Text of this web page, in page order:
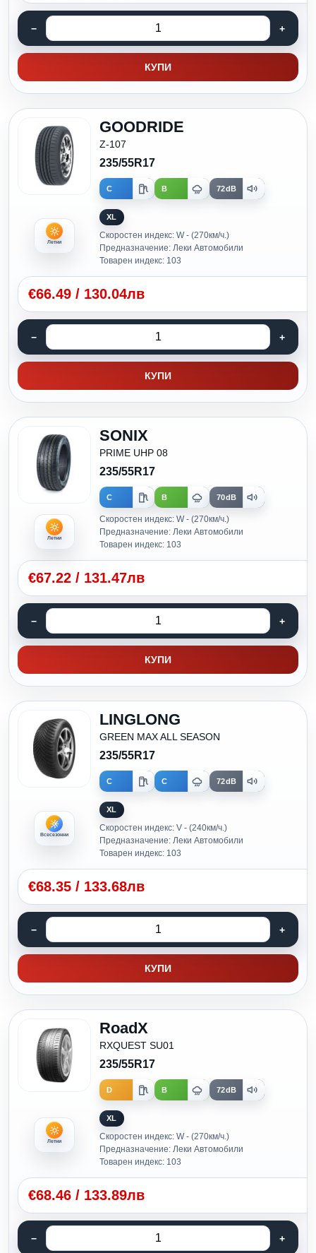
КУПИ
Летни
GOODRIDE
Z-107
235/55R17
C B 72dB
XL
Скоростен индекс: W - (270км/ч.)
Предназначение: Леки Автомобили
Товарен индекс: 103
€66.49 / 130.04лв
КУПИ
Летни
SONIX
PRIME UHP 08
235/55R17
C B 70dB
Скоростен индекс: W - (270км/ч.)
Предназначение: Леки Автомобили
Товарен индекс: 103
€67.22 / 131.47лв
КУПИ
Всесезонни
LINGLONG
GREEN MAX ALL SEASON
235/55R17
C C 72dB
XL
Скоростен индекс: V - (240км/ч.)
Предназначение: Леки Автомобили
Товарен индекс: 103
€68.35 / 133.68лв
КУПИ
Летни
RoadX
RXQUEST SU01
235/55R17
D B 72dB
XL
Скоростен индекс: W - (270км/ч.)
Предназначение: Леки Автомобили
Товарен индекс: 103
€68.46 / 133.89лв